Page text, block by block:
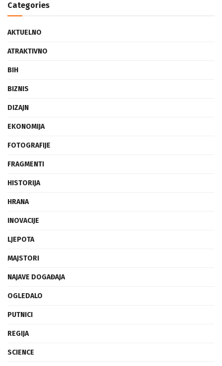
Categories
AKTUELNO
ATRAKTIVNO
BIH
BIZNIS
DIZAJN
EKONOMIJA
FOTOGRAFIJE
FRAGMENTI
HISTORIJA
HRANA
INOVACIJE
LJEPOTA
MAJSTORI
NAJAVE DOGAĐAJA
OGLEDALO
PUTNICI
REGIJA
SCIENCE